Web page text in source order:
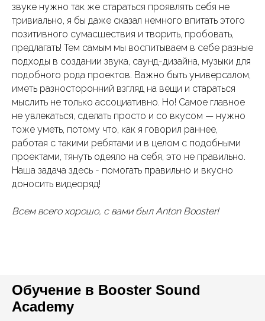
звуке нужно так же стараться проявлять себя не
тривиально, я бы даже сказал немного впитать этого
позитивного сумасшествия и творить, пробовать,
предлагать! Тем самым мы воспитываем в себе разные
подходы в создании звука, саунд-дизайна, музыки для
подобного рода проектов. Важно быть универсалом,
иметь разносторонний взгляд на вещи и стараться
мыслить не только ассоциативно. Но! Самое главное
не увлекаться, сделать просто и со вкусом — нужно
тоже уметь, потому что, как я говорил раннее,
работая с такими ребятами и в целом с подобными
проектами, тянуть одеяло на себя, это не правильно.
Наша задача здесь - помогать правильно и вкусно
доносить видеоряд!
Всем всего хорошо, с вами был Anton Booster!
Обучение в Booster Sound
Academy